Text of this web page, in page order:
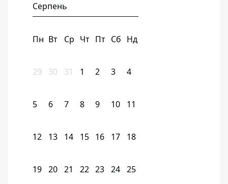
Серпень
Пн Вт Ср Чт Пт Сб Нд
29 30 31 1 2 3 4
5 6 7 8 9 10 11
12 13 14 15 16 17 18
19 20 21 22 23 24 25